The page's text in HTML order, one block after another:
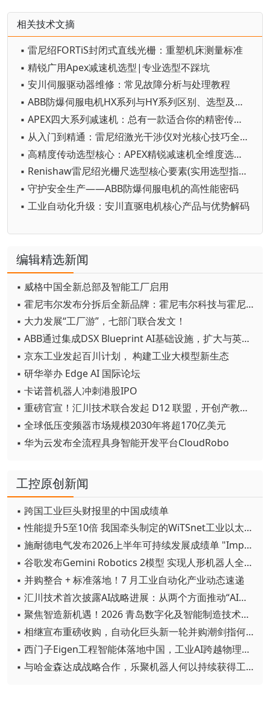
相关技术文摘
▪ 雷尼绍FORTiS封闭式直线光栅：重塑机床测量标准
▪ 精锐广用Apex减速机选型|专业选型不踩坑
▪ 安川伺服驱动器维修：常见故障分析与处理教程
▪ ABB防爆伺服电机HX系列与HY系列区别、选型及应用
▪ APEX四大系列减速机：总有一款适合你的精密传动需求
▪ 从入门到精通：雷尼绍激光干涉仪对光核心技巧全解析
▪ 高精度传动选型核心：APEX精锐减速机全维度选型要求
▪ Renishaw雷尼绍光栅尺选型核心要素(实用选型指南)
▪ 守护安全生产——ABB防爆伺服电机的高性能密码
▪ 工业自动化升级：安川直驱电机核心产品与优势解码
编辑精选新闻
▪ 威格中国全新总部及智能工厂启用
▪ 霍尼韦尔发布分拆后全新品牌：霍尼韦尔科技与霍尼韦尔航空航天
▪ 大力发展“工厂游”，七部门联合发文！
▪ ABB通过集成DSX Blueprint AI基础设施，扩大与英伟达的合作
▪ 京东工业发起百川计划， 构建工业大模型新生态
▪ 研华举办 Edge AI 国际论坛
▪ 卡诺普机器人冲刺港股IPO
▪ 重磅官宣！汇川技术联合发起 D12 联盟，开创产教融合新范式
▪ 全球低压变频器市场规模2030年将超170亿美元
▪ 华为云发布全流程具身智能开发平台CloudRobo
工控原创新闻
▪ 跨国工业巨头财报里的中国成绩单
▪ 性能提升5至10倍 我国牵头制定的WiTSnet工业以太网国际标准正式发布
▪ 施耐德电气发布2026上半年可持续发展成绩单 "Impact 2030"路线图开局稳健
▪ 谷歌发布Gemini Robotics 2模型 实现人形机器人全身智能控制突破
▪ 并购整合 + 标准落地！7 月工业自动化产业动态速递
▪ 汇川技术首次披露AI战略进展：从两个方面推动“AI业务化”落地
▪ 聚焦智造新机遇！2026 青岛数字化及智能制造技术论坛圆满落幕
▪ 相继宣布重磅收购，自动化巨头新一轮并购潮剑指何方？
▪ 西门子Eigen工程智能体落地中国，工业AI跨越物理世界“确定性”拐点
▪ 与哈金森达成战略合作，乐聚机器人何以持续获得工业巨头青睐？